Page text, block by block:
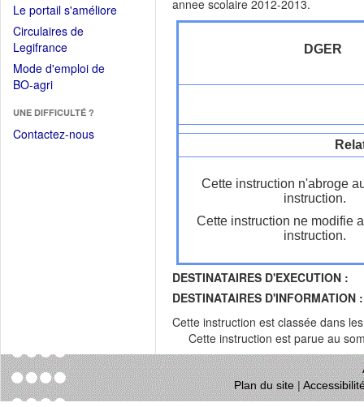
Le portail s'améliore(Fichier
Circulaires de
Legifrance(Ouvrir
dans
une
fenêtre)
Mode d'emploi de
BO-agri(Ouvrir
une
nouvelle
UNE DIFFICULTÉ ?
Contactez-nous
annee scolaire 2012-2013.
DGER
Cette instruction n'abroge
instruction.
Cette instruction ne modifie
instruction.
DESTINATAIRES D'EXECUTION :
DESTINATAIRES D'INFORMATION :
Cette instruction est classée dans
Cette instruction est parue au
Plan du site|